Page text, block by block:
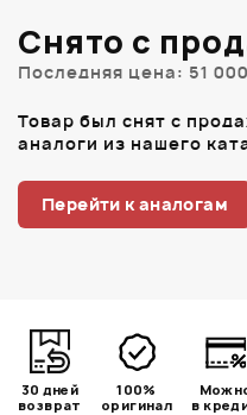
Снято с
Последняя цена: 51
Товар был снят с
аналоги из нашего
Перейти к аналогам
30 дней
возврат
100%
оригинал
в